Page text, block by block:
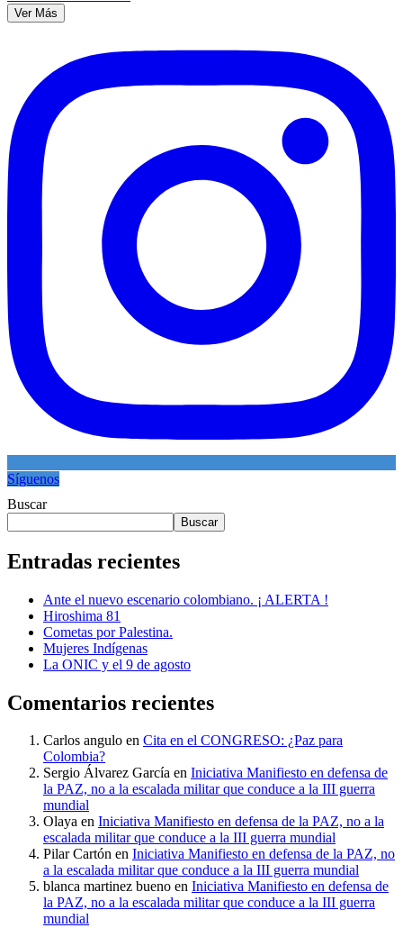
Ver Más
Síguenos
Buscar
Buscar
Entradas recientes
Ante el nuevo escenario colombiano. ¡ ALERTA !
Hiroshima 81
Cometas por Palestina.
Mujeres Indígenas
La ONIC y el 9 de agosto
Comentarios recientes
Carlos angulo en Cita en el CONGRESO: ¿Paz para
Colombia?
Sergio Álvarez García en Iniciativa Manifiesto en defensa de
la PAZ, no a la escalada militar que conduce a la III guerra
mundial
Olaya en Iniciativa Manifiesto en defensa de la PAZ, no a la
escalada militar que conduce a la III guerra mundial
Pilar Cartón en Iniciativa Manifiesto en defensa de la PAZ, no
a la escalada militar que conduce a la III guerra mundial
blanca martinez bueno en Iniciativa Manifiesto en defensa de
la PAZ, no a la escalada militar que conduce a la III guerra
mundial